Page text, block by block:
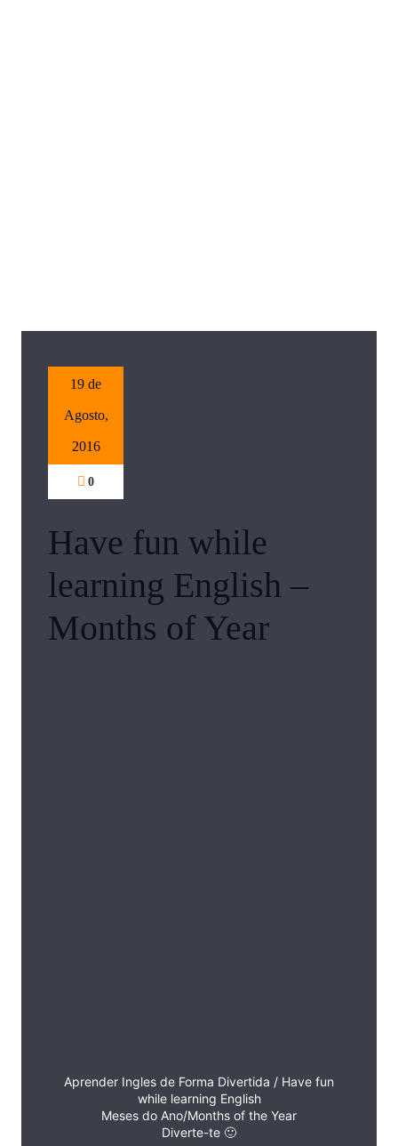
19 de
Agosto,
2016
0
Have fun while
learning English –
Months of Year
Aprender Ingles de Forma Divertida / Have fun
while learning English
Meses do Ano/Months of the Year
Diverte-te 🙂